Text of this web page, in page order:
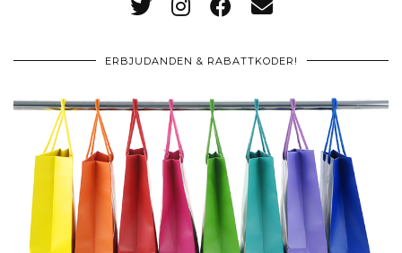
ERBJUDANDEN & RABATTKODER!